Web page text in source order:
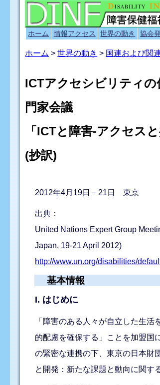
ホーム 情報アクセス 世界の動き 協会
ホーム >世界の動き > 国連および関
ICTアクセシビリティ
門家会議
「ICTと障害-アクセス
(抄訳)
2012年4月19日－21日 東京
出典：
United Nations Expert Group
Japan, 19-21 April 2012)
http://www.un.org/disabilities/
基本情報
I. はじめに
「障害のある人々が自立した生
的配慮を確保する」ことを加盟国
の緊密な連携の下、東京の日本財
と開発：新たな課題と動向に関す